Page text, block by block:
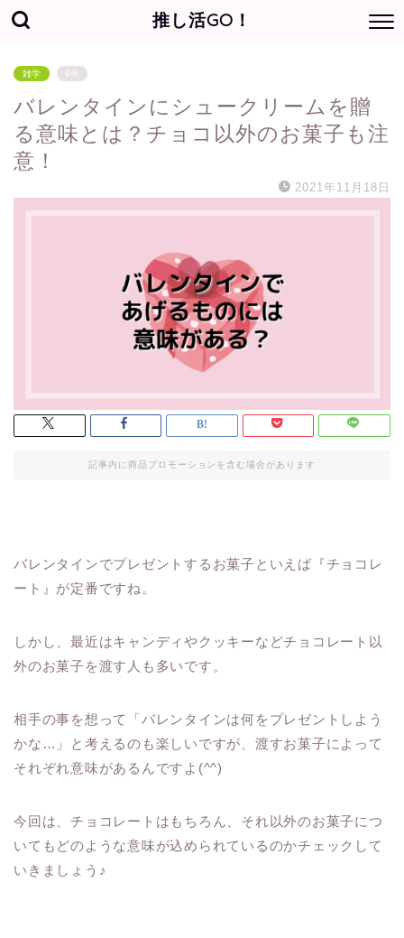
推し活GO！
雑学 PR
バレンタインにシュークリームを贈
る意味とは？チョコ以外のお菓子も注
意！
2021年11月18日
記事内に商品プロモーションを含む場合があります
バレンタインでプレゼントするお菓子といえば『チョコレ
ート』が定番ですね。
しかし、最近はキャンディやクッキーなどチョコレート以
外のお菓子を渡す人も多いです。
相手の事を想って「バレンタインは何をプレゼントしよう
かな…」と考えるのも楽しいですが、渡すお菓子によって
それぞれ意味があるんですよ(^^)
今回は、チョコレートはもちろん、それ以外のお菓子につ
いてもどのような意味が込められているのかチェックして
いきましょう♪